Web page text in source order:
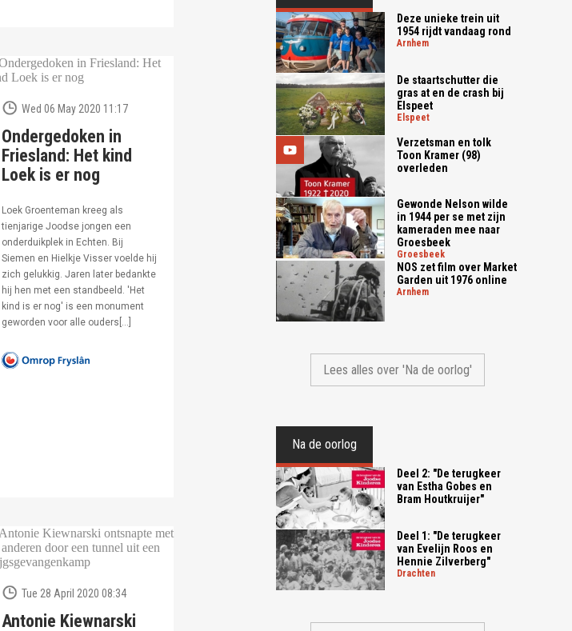
Wed 06 May 2020 11:17
Ondergedoken in
Friesland: Het kind
Loek is er nog
Loek Groenteman kreeg als
tienjarige Joodse jongen een
onderduikplek in Echten. Bij
Siemen en Hielkje Visser voelde hij
zich gelukkig. Jaren later bedankte
hij hen met een standbeeld. 'Het
kind is er nog' is een monument
geworden voor alle ouders[…]
Tue 28 April 2020 08:34
Antonie Kiewnarski
Deze unieke trein uit
1954 rijdt vandaag rond
arnhem
De staartschutter die
gras at en de crash bij
Elspeet
elspeet
Verzetsman en tolk
Toon Kramer (98)
overleden
Gewonde Nelson wilde
in 1944 per se met zijn
kameraden mee naar
Groesbeek
groesbeek
NOS zet film over Market
Garden uit 1976 online
arnhem
Lees alles over 'Na de oorlog'
Na de oorlog
Deel 2: "De terugkeer
van Estha Gobes en
Bram Houtkruijer"
Deel 1: "De terugkeer
van Evelijn Roos en
Hennie Zilverberg"
drachten